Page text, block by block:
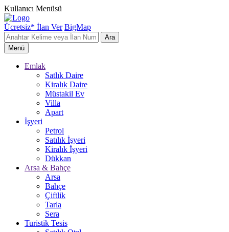
Kullanıcı Menüsü
Ücretsiz* İlan Ver BigMap
Ara
Menü
Emlak
Satlık Daire
Kiralık Daire
Müstakil Ev
Villa
Apart
İşyeri
Petrol
Satılık İşyeri
Kiralık İşyeri
Dükkan
Arsa & Bahçe
Arsa
Bahçe
Çiftlik
Tarla
Sera
Turistik Tesis